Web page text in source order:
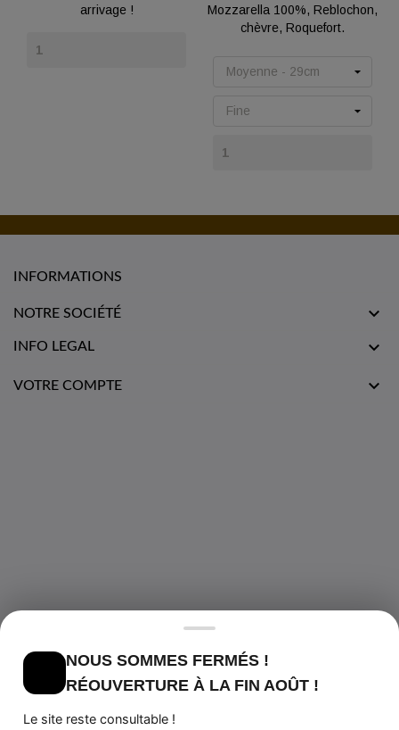
arrivage !
Mozzarella 100%, Reblochon,
chèvre, Roquefort.
INFORMATIONS
NOTRE SOCIÉTÉ 
INFO LEGAL 
VOTRE COMPTE 